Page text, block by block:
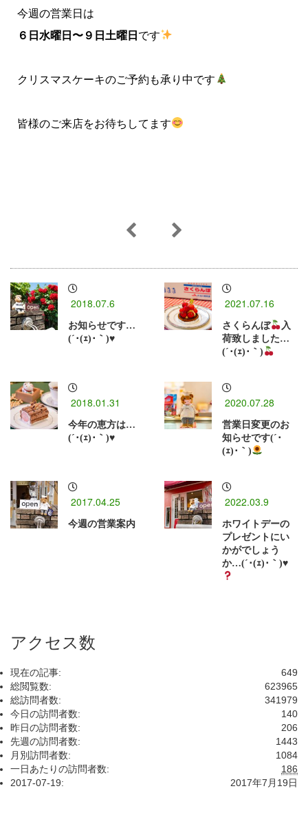
今週の営業日は
６日水曜日〜９日土曜日 です
クリスマスケーキのご予約も承り中です
皆様のご来店をお待ちしてます
2018.07.6
お知らせです…
(´･(ｪ)･｀)♥
2021.07.16
さくらんぼ
入
荷致しました…
(´･(ｪ)･｀)
2018.01.31
今年の恵方は…
(´･(ｪ)･｀)♥
2020.07.28
営業日変更のお
知らせです(´･
(ｪ)･｀)
2017.04.25
今週の営業案内
2022.03.9
ホワイトデーの
プレゼントにい
かがでしょう
か…(´･(ｪ)･｀)♥️
アクセス数
649
現在の記事:
623965
総閲覧数:
341979
総訪問者数:
140
今日の訪問者数:
206
昨日の訪問者数:
1443
先週の訪問者数:
1084
月別訪問者数:
186
一日あたりの訪問者数:
2017年7月19日
2017-07-19: